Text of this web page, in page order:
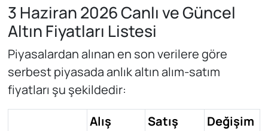
3 Haziran 2026 Canlı ve Güncel
Altın Fiyatları Listesi
Piyasalardan alınan en son verilere göre
serbest piyasada anlık altın alım-satım
fiyatları şu şekildedir:
Alış
Satış
Değişim